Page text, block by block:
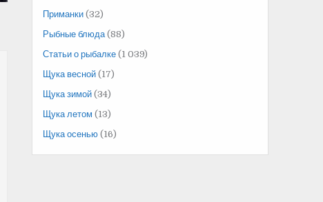
Приманки (32)
Рыбные блюда(88)
Статьи о рыбалке (1 039)
Щука весной (17)
Щука зимой (34)
Щука летом (13)
Щука осенью (16)